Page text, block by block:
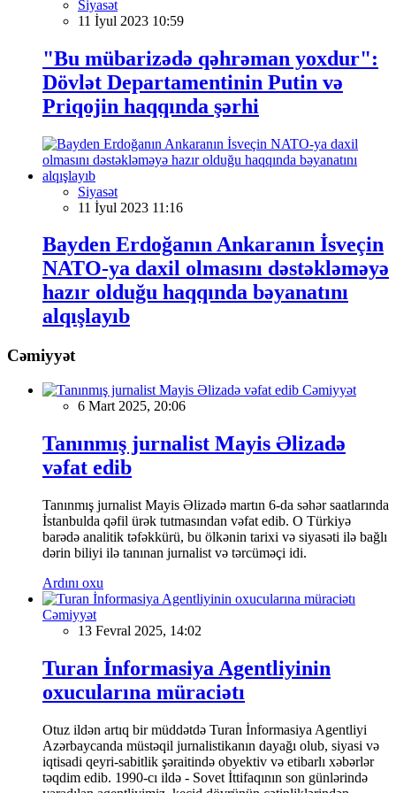
Siyasət
11 İyul 2023 10:59
"Bu mübarizədə qəhrəman yoxdur":
Dövlət Departamentinin Putin və
Priqojin haqqında şərhi
Siyasət
11 İyul 2023 11:16
Bayden Erdoğanın Ankaranın İsveçin
NATO-ya daxil olmasını dəstəkləməyə
hazır olduğu haqqında bəyanatını
alqışlayıb
Cəmiyyət
Cəmiyyət
6 Mart 2025, 20:06
Tanınmış jurnalist Mayis Əlizadə
vəfat edib
Tanınmış jurnalist Mayis Əlizadə martın 6-da səhər saatlarında
İstanbulda qəfil ürək tutmasından vəfat edib. O Türkiyə
barədə analitik təfəkkürü, bu ölkənin tarixi və siyasəti ilə bağlı
dərin biliyi ilə tanınan jurnalist və tərcüməçi idi.
Ardını oxu
Cəmiyyət
13 Fevral 2025, 14:02
Turan İnformasiya Agentliyinin
oxucularına müraciətı
Otuz ildən artıq bir müddətdə Turan İnformasiya Agentliyi
Azərbaycanda müstəqil jurnalistikanın dayağı olub, siyasi və
iqtisadi qeyri-sabitlik şəraitində obyektiv və etibarlı xəbərlər
təqdim edib. 1990-cı ildə - Sovet İttifaqının son günlərində